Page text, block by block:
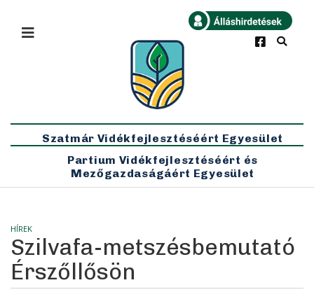
Legfrissebb
×
Szatmár Vidékfejlesztéséért Egyesület
Partium Vidékfejlesztéséért és
Mezőgazdaságáért Egyesület
HÍREK
Szilvafa-metszésbemutató
Érszőllősön